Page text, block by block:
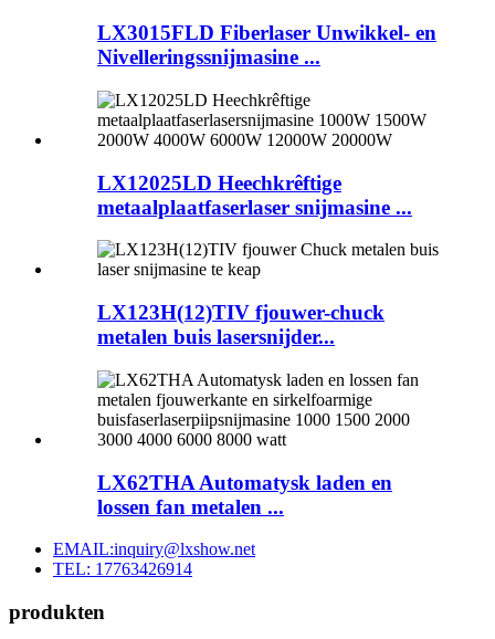
LX3015FLD Fiberlaser Unwikkel- en
Nivelleringssnijmasine ...
LX12025LD Heechkrêftige
metaalplaatfaserlaser snijmasine ...
LX123H(12)TIV fjouwer-chuck
metalen buis lasersnijder...
LX62THA Automatysk laden en
lossen fan metalen ...
EMAIL:inquiry@lxshow.net
TEL: 17763426914
produkten